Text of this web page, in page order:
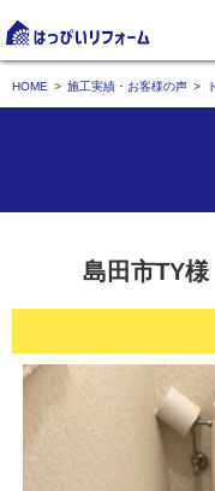
HOME 施工実績・お客様の声
島田市TY